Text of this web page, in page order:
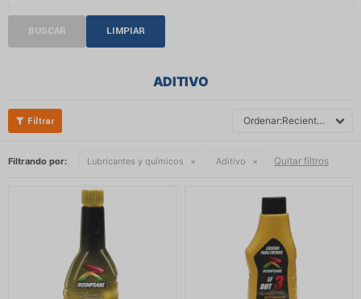
BUSCAR LIMPIAR
ADITIVO
Recientes
Filtrando por: Lubricantes y químicos Aditivo Quitar filtros